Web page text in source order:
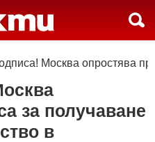
Москва опростява
за получаване
в